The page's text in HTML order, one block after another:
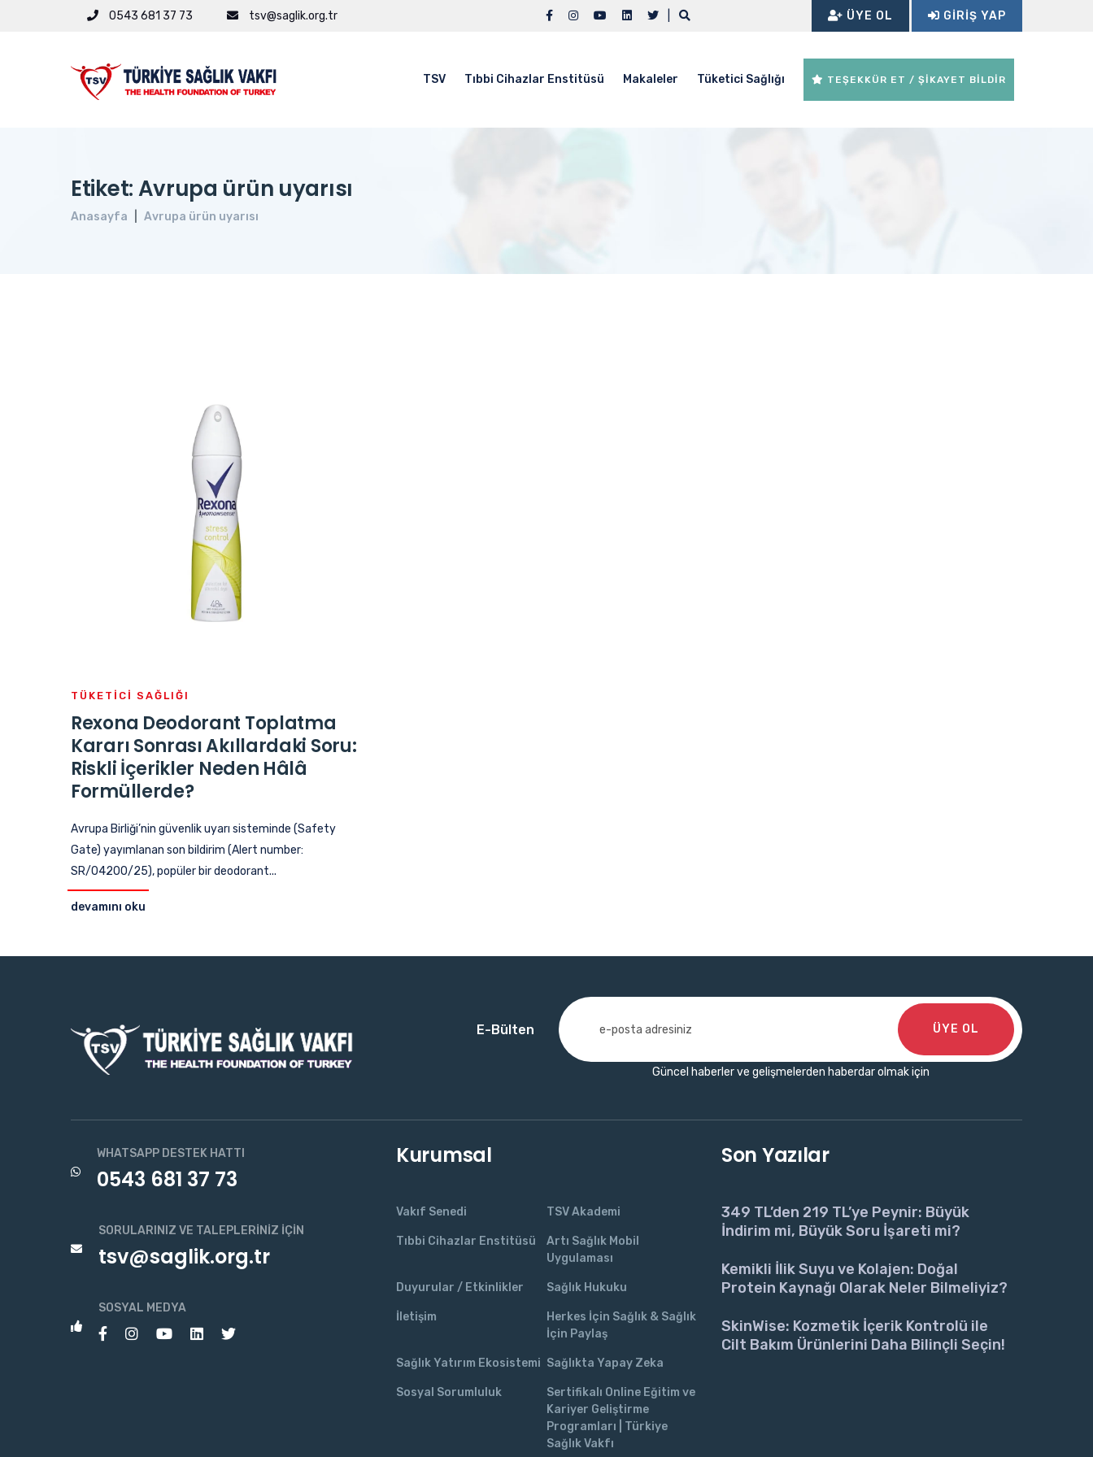
0543 681 37 73 tsv@saglik.org.tr ÜYE OL GIRIŞ YAP
TSV Tıbbi Cihazlar Enstitüsü Makaleler Tüketici Sağlığı TEŞEKKÜR ET / ŞİKAYET BİLDİR
Etiket: Avrupa ürün uyarısı
Anasayfa Avrupa ürün uyarısı
TÜKETICI SAĞLIĞI
Rexona Deodorant Toplatma
Kararı Sonrası Akıllardaki Soru:
Riskli İçerikler Neden Hâlâ
Formüllerde?
Avrupa Birliği’nin güvenlik uyarı sisteminde (Safety
Gate) yayımlanan son bildirim (Alert number:
SR/04200/25), popüler bir deodorant...
devamını oku
E-Bülten
Güncel haberler ve gelişmelerden haberdar olmak için
ÜYE OL
WHATSAPP DESTEK HATTI
0543 681 37 73
SORULARINIZ VE TALEPLERINIZ İÇIN
tsv@saglik.org.tr
SOSYAL MEDYA
Kurumsal
Vakıf Senedi TSV Akademi
Tıbbi Cihazlar Enstitüsü
Artı Sağlık Mobil
Uygulaması
Duyurular / Etkinlikler Sağlık Hukuku
İletişim
Herkes İçin Sağlık & Sağlık
İçin Paylaş
Sağlık Yatırım Ekosistemi Sağlıkta Yapay Zeka
Sosyal Sorumluluk
Sertifikalı Online Eğitim ve
Kariyer Geliştirme
Programları | Türkiye
Sağlık Vakfı
Son Yazılar
349 TL’den 219 TL’ye Peynir: Büyük
İndirim mi, Büyük Soru İşareti mi?
Kemikli İlik Suyu ve Kolajen: Doğal
Protein Kaynağı Olarak Neler Bilmeliyiz?
SkinWise: Kozmetik İçerik Kontrolü ile
Cilt Bakım Ürünlerini Daha Bilinçli Seçin!